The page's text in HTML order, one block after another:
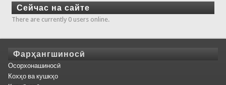
Сейчас на сайте
There are currently 0 users online.
Фарҳангшиносӣ
Осорхонашиносӣ
Кохҳо ва кушкҳо